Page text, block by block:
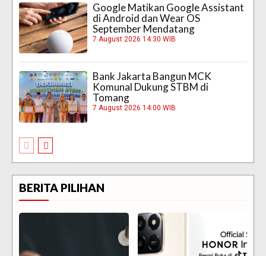
Google Matikan Google Assistant
di Android dan Wear OS
September Mendatang
7 August 2026 14:30 WIB
Bank Jakarta Bangun MCK
Komunal Dukung STBM di
Tomang
7 August 2026 14:00 WIB
BERITA PILIHAN